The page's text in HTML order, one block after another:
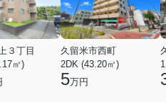
３丁目
㎡)
久留米市西町
2DK (43.20㎡)
5万円